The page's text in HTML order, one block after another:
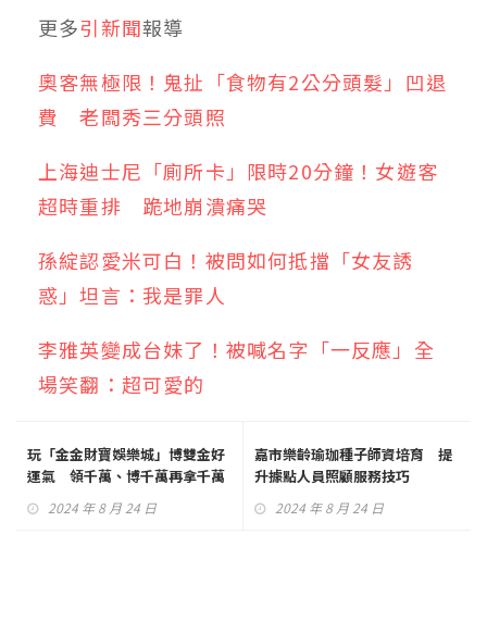
更多引新聞報導
奧客無極限！鬼扯「食物有2公分頭髮」凹退
費 老闆秀三分頭照
上海迪士尼「廁所卡」限時20分鐘！女遊客
超時重排 跪地崩潰痛哭
孫綻認愛米可白！被問如何抵擋「女友誘
惑」坦言：我是罪人
李雅英變成台妹了！被喊名字「一反應」全
場笑翻：超可愛的
玩「金金財寶娛樂城」博雙金好
運氣 領千萬、博千萬再拿千萬
2024 年 8 月 24 日
嘉市樂齡瑜珈種子師資培育 提
升據點人員照顧服務技巧
2024 年 8 月 24 日